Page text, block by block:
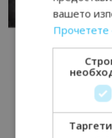
вашето